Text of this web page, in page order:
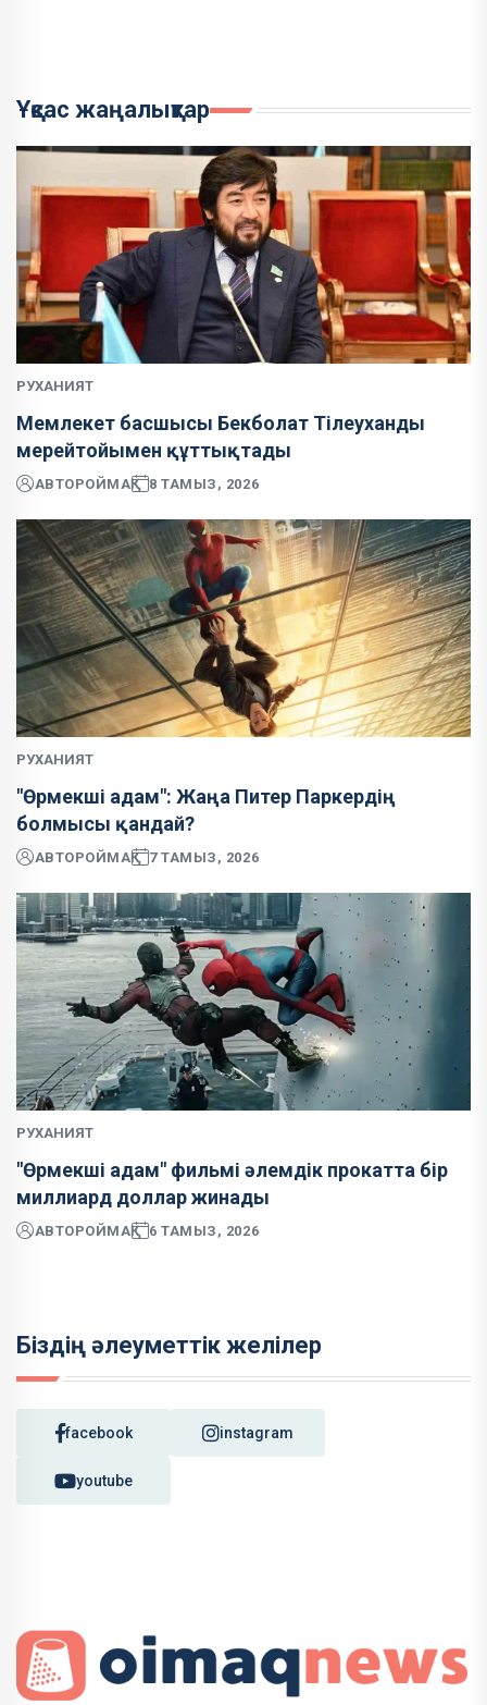
Ұқсас жаңалықтар
РУХАНИЯТ
Мемлекет басшысы Бекболат Тілеуханды
мерейтойымен құттықтады
АВТОРОЙМАҚ 8 ТАМЫЗ, 2026
РУХАНИЯТ
"Өрмекші адам": Жаңа Питер Паркердің
болмысы қандай?
АВТОРОЙМАҚ 7 ТАМЫЗ, 2026
РУХАНИЯТ
"Өрмекші адам" фильмі әлемдік прокатта бір
миллиард доллар жинады
АВТОРОЙМАҚ 6 ТАМЫЗ, 2026
Біздің әлеуметтік желілер
facebook instagram
youtube